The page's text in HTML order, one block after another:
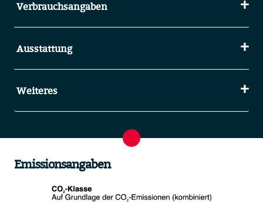
Verbrauchsangaben
Ausstattung
Weiteres
Emissionsangaben